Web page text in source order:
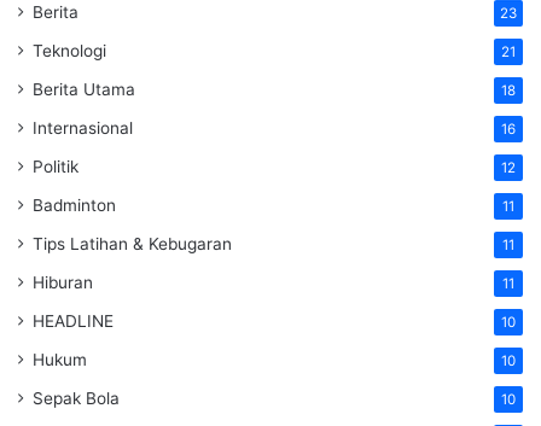
Berita 23
Teknologi 21
Berita Utama 18
Internasional 16
Politik 12
Badminton 11
Tips Latihan & Kebugaran 11
Hiburan 11
HEADLINE 10
Hukum 10
Sepak Bola 10